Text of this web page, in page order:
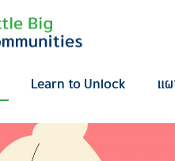
Learn to Unlock แ